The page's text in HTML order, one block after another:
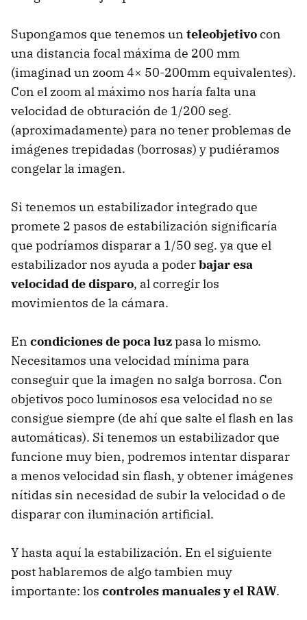
Supongamos que tenemos un teleobjetivocon
una distancia focal máxima de 200 mm
(imaginad un zoom 4× 50-200mm equivalentes).
Con el zoom al máximo nos haría falta una
velocidad de obturación de 1/200 seg.
(aproximadamente) para no tener problemas de
imágenes trepidadas (borrosas) y pudiéramos
congelar la imagen.
Si tenemos un estabilizador integrado que
promete 2 pasos de estabilización significaría
que podríamos disparar a 1/50 seg. ya que el
estabilizador nos ayuda a poderbajar esa
velocidad de disparo, al corregir los
movimientos de la cámara.
En condiciones de poca luzpasa lo mismo.
Necesitamos una velocidad mínima para
conseguir que la imagen no salga borrosa. Con
objetivos poco luminosos esa velocidad no se
consigue siempre (de ahí que salte el flash en las
automáticas). Si tenemos un estabilizador que
funcione muy bien, podremos intentar disparar
a menos velocidad sin flash, y obtener imágenes
nítidas sin necesidad de subir la velocidad o de
disparar con iluminación artificial.
Y hasta aquí la estabilización. En el siguiente
post hablaremos de algo tambien muy
importante: los controles manuales y el RAW.